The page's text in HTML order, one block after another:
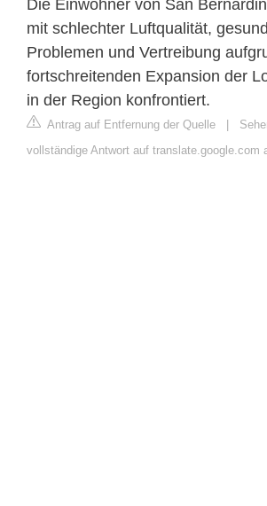
Die Einwohner von San
mit schlechter Luftqualität,
Problemen und Vertreibung
fortschreitenden Expansion der
in der Region konfrontiert.
Antrag auf Entfernung der Quelle |
vollständige Antwort auf translate.google.com